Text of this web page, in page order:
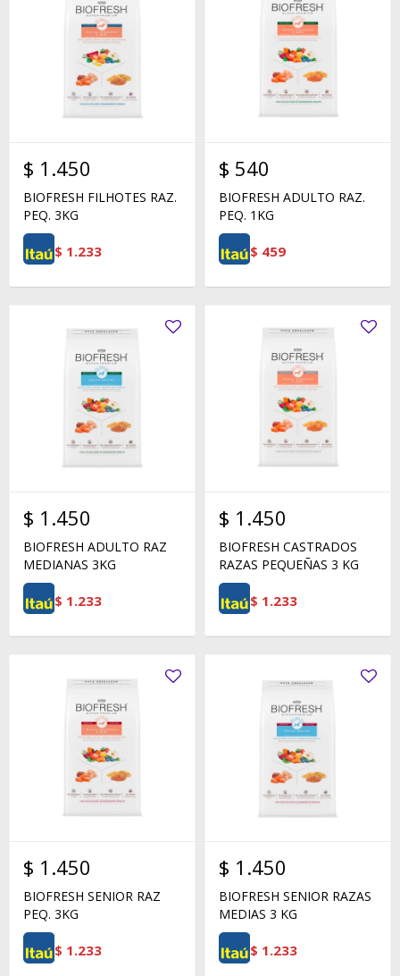
$ 1.450
BIOFRESH FILHOTES RAZ.
PEQ. 3KG
$ 1.233
$ 540
BIOFRESH ADULTO RAZ.
PEQ. 1KG
$ 459
$ 1.450
BIOFRESH ADULTO RAZ
MEDIANAS 3KG
$ 1.233
$ 1.450
BIOFRESH CASTRADOS
RAZAS PEQUEÑAS 3 KG
$ 1.233
$ 1.450
BIOFRESH SENIOR RAZ
PEQ. 3KG
$ 1.233
$ 1.450
BIOFRESH SENIOR RAZAS
MEDIAS 3 KG
$ 1.233